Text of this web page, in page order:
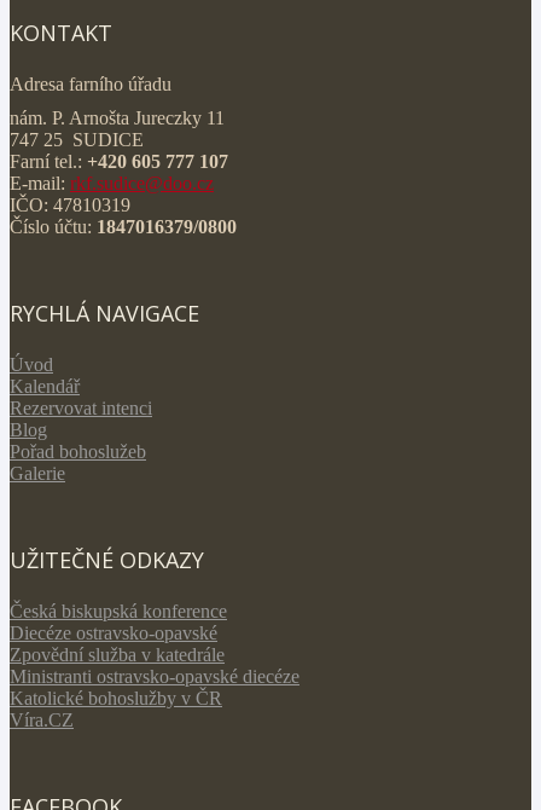
KONTAKT
Adresa farního úřadu
nám. P. Arnošta Jureczky 11
747 25 SUDICE
Farní tel.: +420 605 777 107
E-mail: rkf.sudice@doo.cz
IČO: 47810319
Číslo účtu: 1847016379/0800
RYCHLÁ NAVIGACE
Úvod
Kalendář
Rezervovat intenci
Blog
Pořad bohoslužeb
Galerie
UŽITEČNÉ ODKAZY
Česká biskupská konference
Diecéze ostravsko-opavské
Zpovědní služba v katedrále
Ministranti ostravsko-opavské diecéze
Katolické bohoslužby v ČR
Víra.CZ